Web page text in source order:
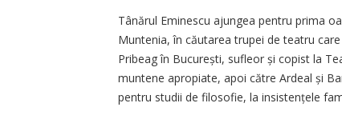
Tânărul Eminescu ajungea pentru prima
Muntenia, în căutarea trupei de teatru
Pribeag în București, sufleor și copist la
muntene apropiate, apoi către Ardeal și
pentru studii de filosofie, la insistențele